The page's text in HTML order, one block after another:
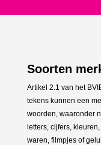
Soorten
Artikel 2.1 van het
tekens kunnen een
woorden, waaronder
letters, cijfers,
waren, filmpjes of